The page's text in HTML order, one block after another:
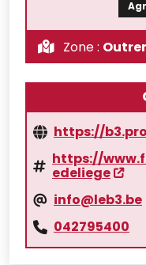
Zone :
https://
https://
edeliege
info@leb3.be
042795400